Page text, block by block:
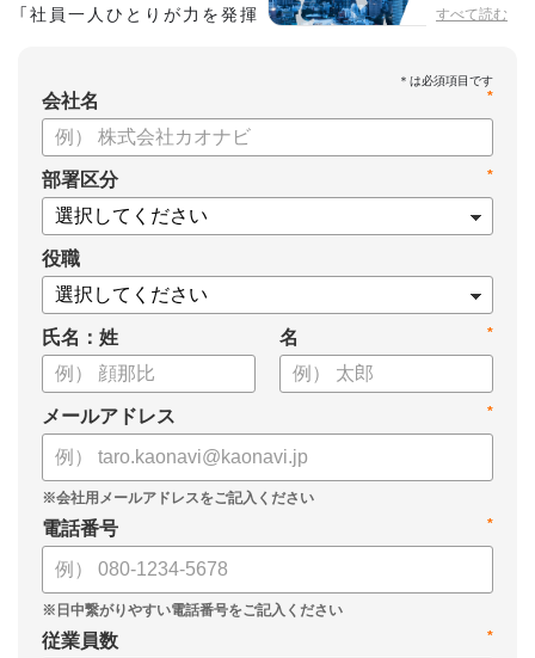
すべて読む
「社員一人ひとりが力を発揮
この資料では、戦略的な人材の配置と育成を実現するスキル管
理について解説します。
*
会社名
*
部署区分
役職
氏名：姓 *
名
*
メールアドレス
*
電話番号
*
従業員数